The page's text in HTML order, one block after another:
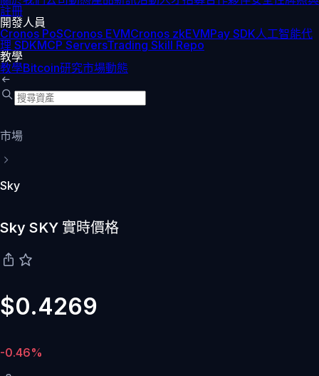
註冊
開發人員
Cronos PoSCronos EVMCronos zkEVMPay SDK人工智能代
理 SDKMCP ServersTrading Skill Repo
教學
教學Bitcoin研究市場動態
市場
Sky
Sky SKY 實時價格
$0.4269
-0.46%